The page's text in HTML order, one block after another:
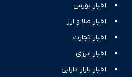
اخبار بورس
اخبار طلا و ارز
اخبار تجارت
اخبار انرژی
اخبار بازار دارایی